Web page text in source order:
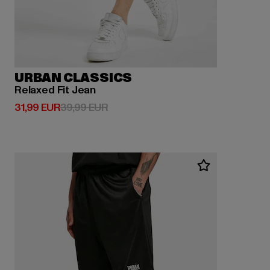
URBAN CLASSICS
Relaxed Fit Jean
31,99 EUR
Derzeitiger Preis: 31,99 EUR
39,99 EURAktionspreis: 39,99 EUR